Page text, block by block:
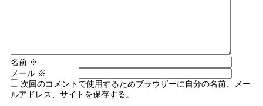
名前 ※
メール ※
次回のコメントで使用するためブラウザーに自分の名前、メー
ルアドレス、サイトを保存する。